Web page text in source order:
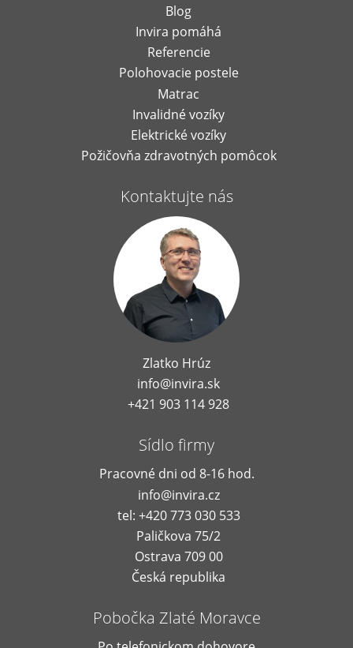
Blog
Invira pomáhá
Referencie
Polohovacie postele
Matrac
Invalidné vozíky
Elektrické vozíky
Požičovňa zdravotných pomôcok
Kontaktujte nás
Zlatko Hrúz
info@invira.sk
+421 903 114 928
Sídlo firmy
Pracovné dni od 8-16 hod.
info@invira.cz
tel: +420 773 030 533
Paličkova 75/2
Ostrava 709 00
Česká republika
Pobočka Zlaté Moravce